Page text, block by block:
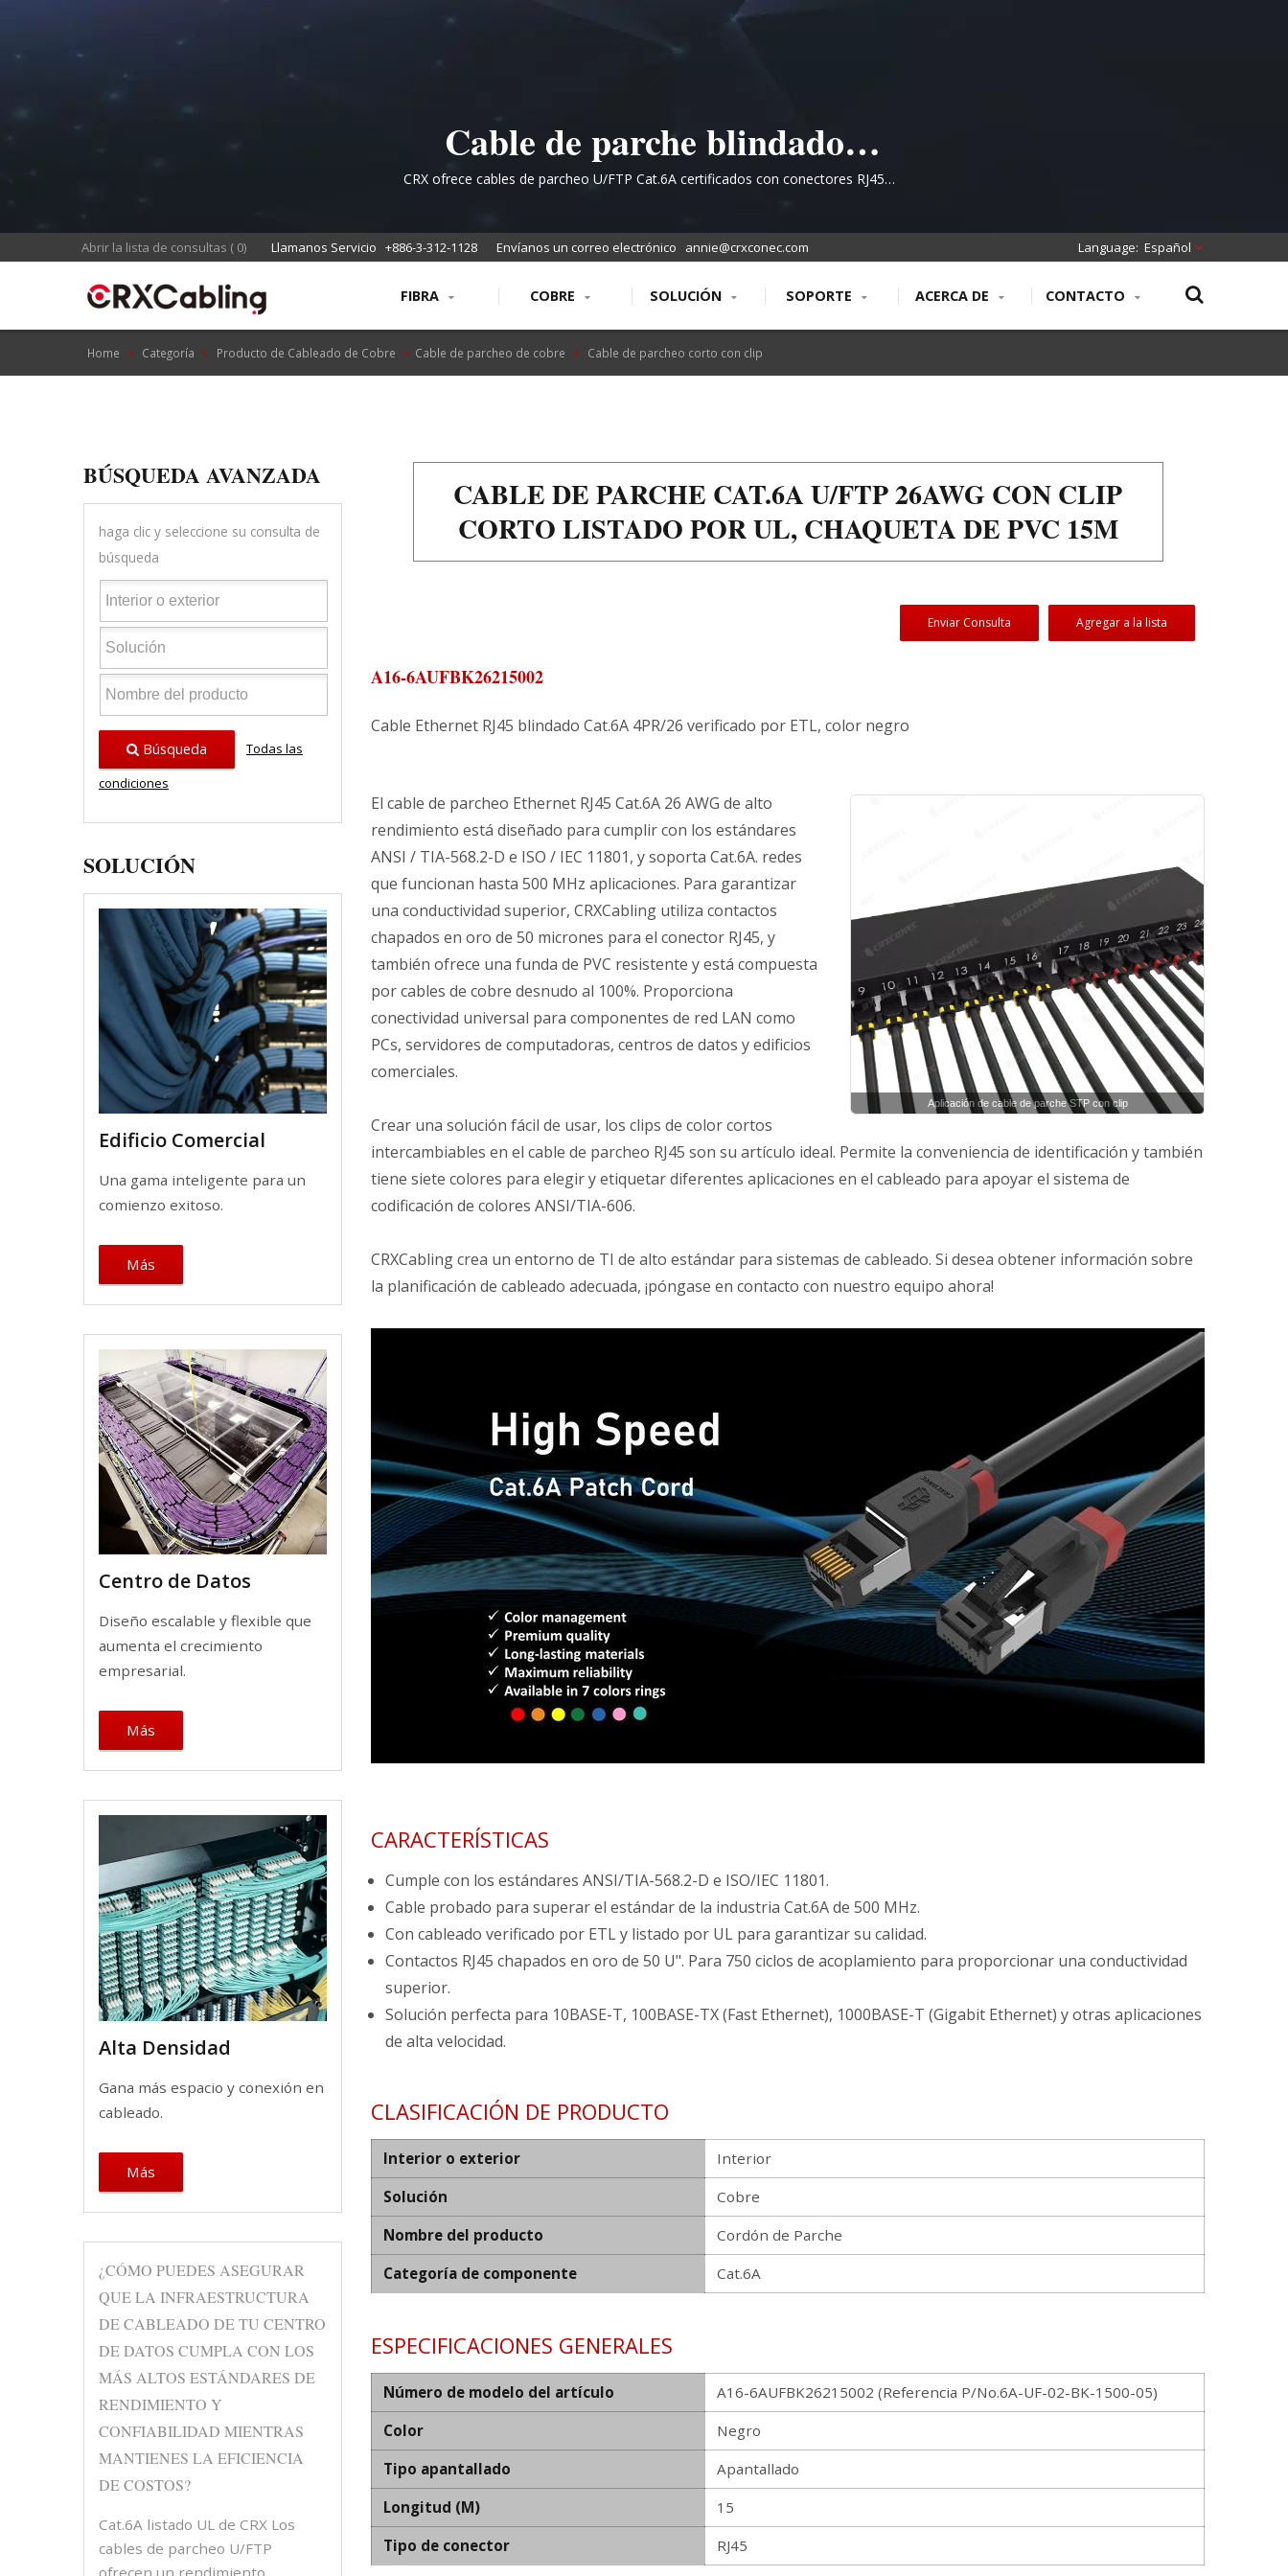
Cable de parche blindado
Cat.6A de calidad premium
listado por UL para redes de
alto rendimiento
CRX ofrece cables de parcheo U/FTP Cat.6A certificados con conectores RJ45
Abrir la lista de consultas ( 0) Llamanos Servicio +886-3-312-1128 Envíanos un correo electrónico annie@crxconec.com Español
FIBRA COBRE SOLUCIÓN SOPORTE ACERCA DE CONTACTO
Home Categoría Producto de Cableado de Cobre Cable de parcheo de cobre Cable de parcheo corto con clip
BÚSQUEDA AVANZADA
haga clic y seleccione su consulta de
búsqueda
Búsqueda
Todas las
condiciones
SOLUCIÓN
Edificio Comercial
Una gama inteligente para un
comienzo exitoso.
Más
Centro de Datos
Diseño escalable y flexible que
aumenta el crecimiento
empresarial.
Más
Alta Densidad
Gana más espacio y conexión en
cableado.
Más
¿CÓMO PUEDES ASEGURAR
QUE LA INFRAESTRUCTURA
DE CABLEADO DE TU CENTRO
DE DATOS CUMPLA CON LOS
MÁS ALTOS ESTÁNDARES DE
RENDIMIENTO Y
CONFIABILIDAD MIENTRAS
MANTIENES LA EFICIENCIA
DE COSTOS?
Cat.6A listado UL de CRX Los
cables de parcheo U/FTP
ofrecen un rendimiento
CABLE DE PARCHE CAT.6A U/FTP 26AWG CON CLIP
CORTO LISTADO POR UL, CHAQUETA DE PVC 15M
Enviar Consulta Agregar a la lista
A16-6AUFBK26215002
Cable Ethernet RJ45 blindado Cat.6A 4PR/26 verificado por ETL, color negro
Aplicación de cable de parche STP con clip
El cable de parcheo Ethernet RJ45 Cat.6A 26 AWG de alto
rendimiento está diseñado para cumplir con los estándares
ANSI / TIA-568.2-D e ISO / IEC 11801, y soporta Cat.6A. redes
que funcionan hasta 500 MHz aplicaciones. Para garantizar
una conductividad superior, CRXCabling utiliza contactos
chapados en oro de 50 micrones para el conector RJ45, y
también ofrece una funda de PVC resistente y está compuesta
por cables de cobre desnudo al 100%. Proporciona
conectividad universal para componentes de red LAN como
PCs, servidores de computadoras, centros de datos y edificios
comerciales.
Crear una solución fácil de usar, los clips de color cortos
intercambiables en el cable de parcheo RJ45 son su artículo ideal. Permite la conveniencia de identificación y también
tiene siete colores para elegir y etiquetar diferentes aplicaciones en el cableado para apoyar el sistema de
codificación de colores ANSI/TIA-606.
CRXCabling crea un entorno de TI de alto estándar para sistemas de cableado. Si desea obtener información sobre
la planificación de cableado adecuada, ¡póngase en contacto con nuestro equipo ahora!
CARACTERÍSTICAS
Cumple con los estándares ANSI/TIA-568.2-D e ISO/IEC 11801.
Cable probado para superar el estándar de la industria Cat.6A de 500 MHz.
Con cableado verificado por ETL y listado por UL para garantizar su calidad.
Contactos RJ45 chapados en oro de 50 U". Para 750 ciclos de acoplamiento para proporcionar una conductividad
superior.
Solución perfecta para 10BASE-T, 100BASE-TX (Fast Ethernet), 1000BASE-T (Gigabit Ethernet) y otras aplicaciones
de alta velocidad.
CLASIFICACIÓN DE PRODUCTO
Interior o exterior
Interior
Solución
Cobre
Nombre del producto
Cordón de Parche
Categoría de componente
Cat.6A
ESPECIFICACIONES GENERALES
Número de modelo del artículo
A16-6AUFBK26215002 (Referencia P/No.6A-UF-02-BK-1500-05)
Color
Negro
Tipo apantallado
Apantallado
Longitud (M)
15
Tipo de conector
RJ45